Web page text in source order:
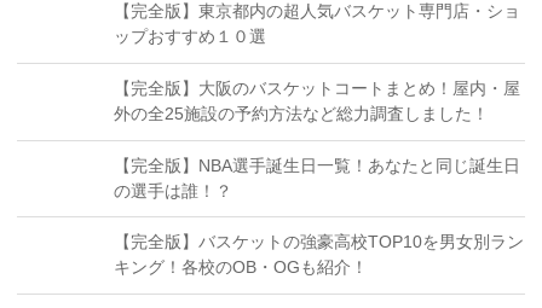
【完全版】東京都内の超人気バスケット専門店・ショ
ップおすすめ１０選
【完全版】大阪のバスケットコートまとめ！屋内・屋
外の全25施設の予約方法など総力調査しました！
【完全版】NBA選手誕生日一覧！あなたと同じ誕生日
の選手は誰！？
【完全版】バスケットの強豪高校TOP10を男女別ラン
キング！各校のOB・OGも紹介！